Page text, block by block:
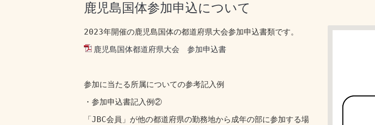
鹿児島国体参加申込について
2023年開催の鹿児島国体の都道府県大会参加申込書類です。
鹿児島国体都道府県大会 参加申込書
参加に当たる所属についての参考記入例
・参加申込書記入例②
「JBC会員」が他の都道府県の勤務地から成年の部に参加する場